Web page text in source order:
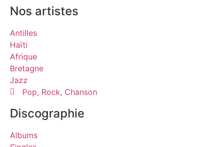
Nos artistes
Antilles
Haïti
Afrique
Bretagne
Jazz
Pop, Rock, Chanson
Discographie
Albums